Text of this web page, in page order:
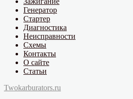
Генератор
Стартер
Диагностика
Неисправности
Схемы
Контакты
О сайте
Статьи
Twokarburators.ru